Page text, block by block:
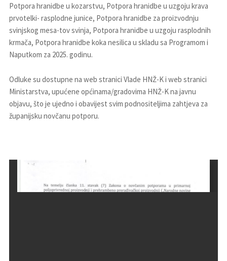
Potpora hranidbe u kozarstvu, Potpora hranidbe u uzgoju krava
prvotelki- rasplodne junice, Potpora hranidbe za proizvodnju
svinjskog mesa-tov svinja, Potpora hranidbe u uzgoju rasplodnih
krmača, Potpora hranidbe koka nesilica u skladu sa Programom i
Naputkom za 2025. godinu.
Odluke su dostupne na web stranici Vlade HNŽ-K i web stranici
Ministarstva, upućene općinama/gradovima HNŽ-K na javnu
objavu, što je ujedno i obavijest svim podnositeljima zahtjeva za
županijsku novčanu potporu.